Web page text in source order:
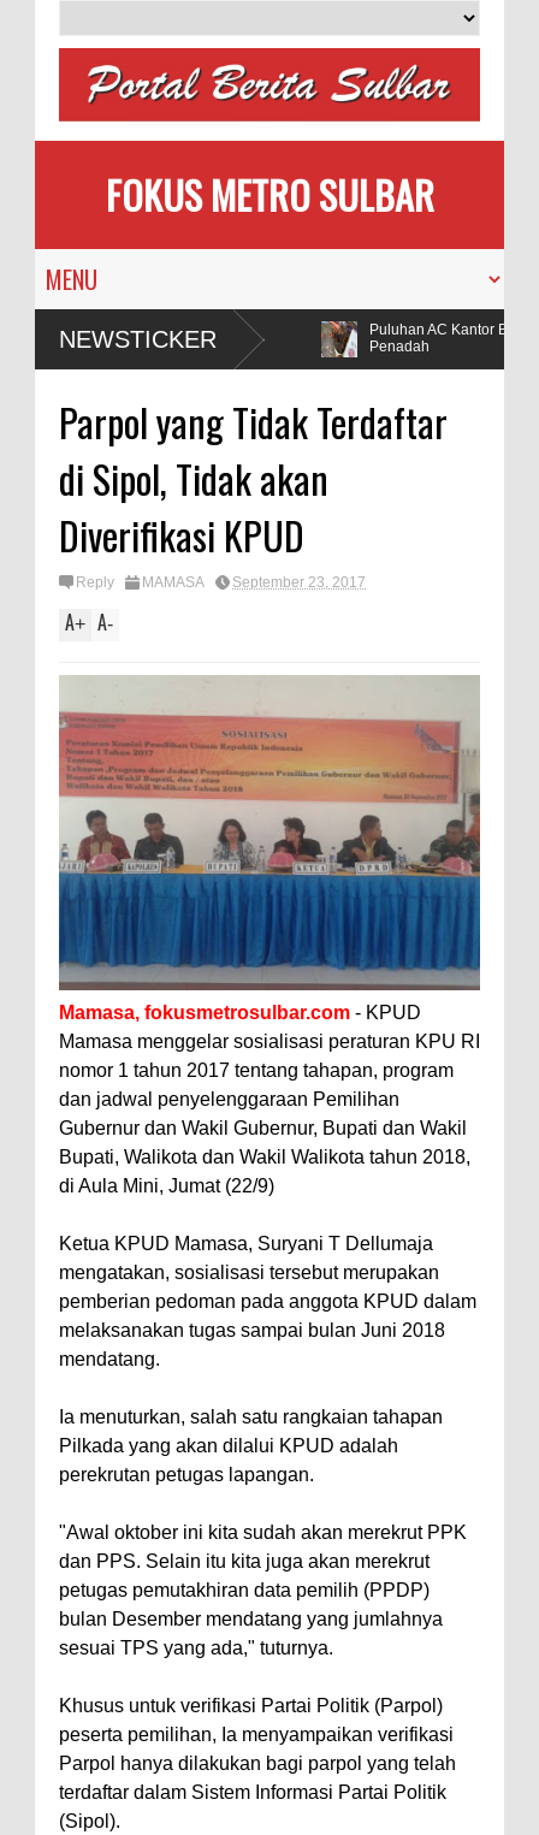
FOKUS METRO SULBAR
NEWSTICKER
MAPIA Ajak Calon Pengantin
Tanam Pohon
Puluhan AC Kantor Bupati
Penadah
Parpol yang Tidak Terdaftar
di Sipol, Tidak akan
Diverifikasi KPUD
Reply MAMASA September 23, 2017
A+ A-
Mamasa, fokusmetrosulbar.com - KPUD
Mamasa menggelar sosialisasi peraturan KPU RI
nomor 1 tahun 2017 tentang tahapan, program
dan jadwal penyelenggaraan Pemilihan
Gubernur dan Wakil Gubernur, Bupati dan Wakil
Bupati, Walikota dan Wakil Walikota tahun 2018,
di Aula Mini, Jumat (22/9)
Ketua KPUD Mamasa, Suryani T Dellumaja
mengatakan, sosialisasi tersebut merupakan
pemberian pedoman pada anggota KPUD dalam
melaksanakan tugas sampai bulan Juni 2018
mendatang.
Ia menuturkan, salah satu rangkaian tahapan
Pilkada yang akan dilalui KPUD adalah
perekrutan petugas lapangan.
"Awal oktober ini kita sudah akan merekrut PPK
dan PPS. Selain itu kita juga akan merekrut
petugas pemutakhiran data pemilih (PPDP)
bulan Desember mendatang yang jumlahnya
sesuai TPS yang ada," tuturnya.
Khusus untuk verifikasi Partai Politik (Parpol)
peserta pemilihan, Ia menyampaikan verifikasi
Parpol hanya dilakukan bagi parpol yang telah
terdaftar dalam Sistem Informasi Partai Politik
(Sipol).